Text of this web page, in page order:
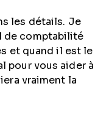
les détails. Je
de comptabilité
et quand il est le
pour vous aider à
vraiment la